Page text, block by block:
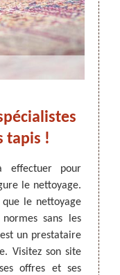
-
59 NORD
tapis !
effectuer pour
le nettoyage.
le nettoyage
sans les
un prestataire
Visitez son site
offres et ses
aisé.